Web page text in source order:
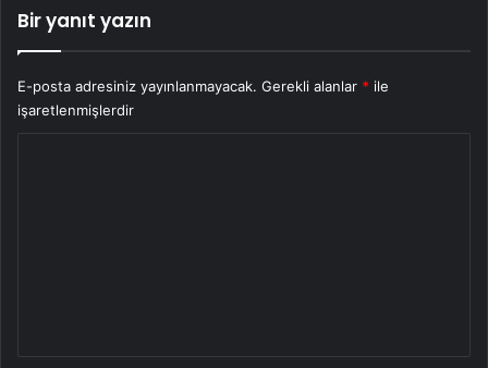
Bir yanıt yazın
E-posta adresiniz yayınlanmayacak. Gerekli alanlar * ile
işaretlenmişlerdir